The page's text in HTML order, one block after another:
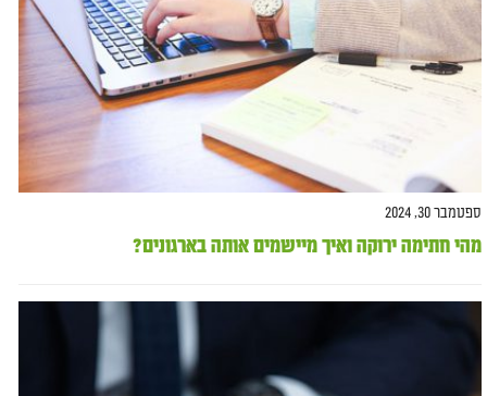
ספטמבר 30, 2024
מהי חתימה ירוקה ואיך מיישמים אותה בארגונים?